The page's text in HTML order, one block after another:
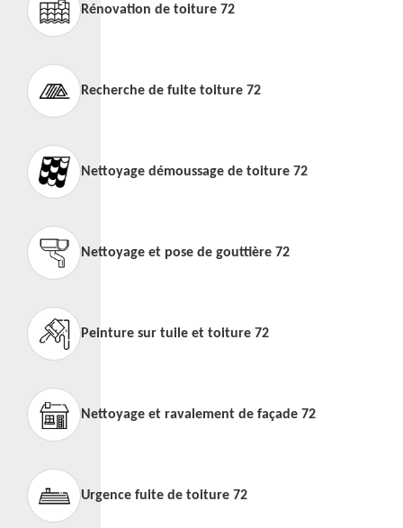
Rénovation de toiture 72
Recherche de fuite toiture 72
Nettoyage démoussage de toiture 72
Nettoyage et pose de gouttière 72
Peinture sur tuile et toiture 72
Nettoyage et ravalement de façade 72
Urgence fuite de toiture 72